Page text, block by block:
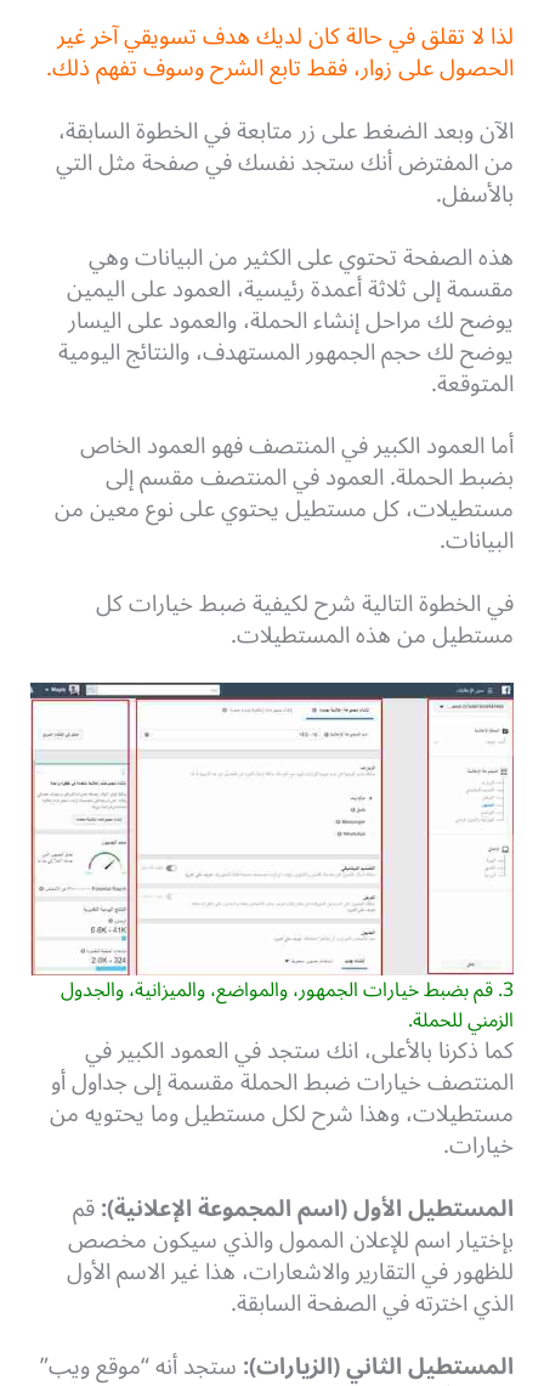
لذا لا تقلق في حالة كان لديك هدف تسويقي آخر غير
الحصول على زوار، فقط تابع الشرح وسوف تفهم ذلك.
الآن وبعد الضغط على زر متابعة في الخطوة السابقة،
من المفترض أنك ستجد نفسك في صفحة مثل التي
بالأسفل.
هذه الصفحة تحتوي على الكثير من البيانات وهي
مقسمة إلى ثلاثة أعمدة رئيسية، العمود على اليمين
يوضح لك مراحل إنشاء الحملة، والعمود على اليسار
يوضح لك حجم الجمهور المستهدف، والنتائج اليومية
المتوقعة.
أما العمود الكبير في المنتصف فهو العمود الخاص
بضبط الحملة. العمود في المنتصف مقسم إلى
مستطيلات، كل مستطيل يحتوي على نوع معين من
البيانات.
في الخطوة التالية شرح لكيفية ضبط خيارات كل
مستطيل من هذه المستطيلات.
3. قم بضبط خيارات الجمهور، والمواضع، والميزانية، والجدول
الزمني للحملة.
كما ذكرنا بالأعلى، انك ستجد في العمود الكبير في
المنتصف خيارات ضبط الحملة مقسمة إلى جداول أو
مستطيلات، وهذا شرح لكل مستطيل وما يحتويه من
خيارات.
المستطيل الأول (اسم المجموعة الإعلانية):قم
بإختيار اسم للإعلان الممول والذي سيكون مخصص
للظهور في التقارير والاشعارات، هذا غير الاسم الأول
الذي اخترته في الصفحة السابقة.
المستطيل الثاني (الزيارات):ستجد أنه “موقع ويب”